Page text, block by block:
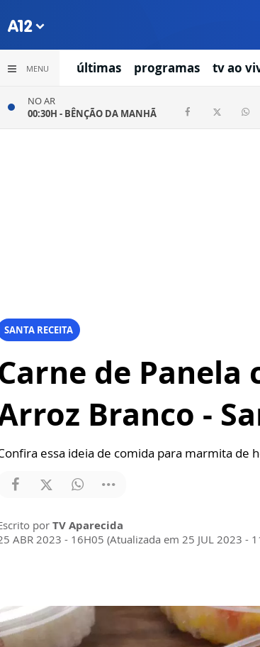
MENU últimas programas tv ao
NO AR
00:30H - BÊNÇÃO DA MANHÃ
SANTA RECEITA
de Panela
Branco -
essa ideia de comida para marmita de
por TV Aparecida
ABR 2023 - 16H05 (Atualizada em 25 JUL 2023 -